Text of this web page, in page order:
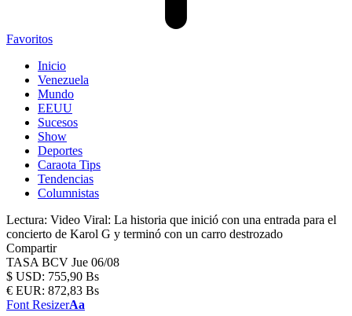
Favoritos
Inicio
Venezuela
Mundo
EEUU
Sucesos
Show
Deportes
Caraota Tips
Tendencias
Columnistas
Lectura: Video Viral: La historia que inició con una entrada para el
concierto de Karol G y terminó con un carro destrozado
Compartir
TASA BCV Jue 06/08
$ USD: 755,90 Bs
€ EUR: 872,83 Bs
Font ResizerAa